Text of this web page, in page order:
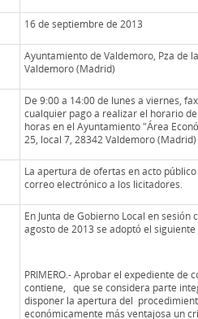
16 de septiembre de 2013
Ayuntamiento de Valdemoro, Pza de
Valdemoro (Madrid)
De 9:00 a 14:00 de lunes a viernes,
cualquier pago a realizar el horario
horas en el Ayuntamiento "Área
25, local 7, 28342 Valdemoro (Madrid)
La apertura de ofertas en acto
correo electrónico a los licitadores.
En Junta de Gobierno Local en sesión
agosto de 2013 se adoptó el
PRIMERO.- Aprobar el expediente de
contiene, que se considera parte
disponer la apertura del
económicamente más ventajosa un